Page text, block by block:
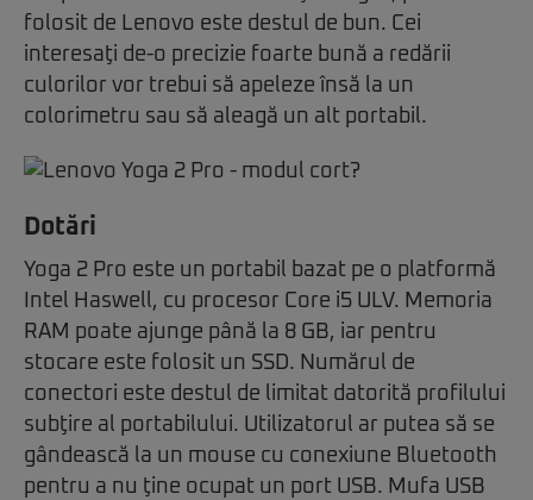
folosit de Lenovo este destul de bun. Cei
interesaţi de-o precizie foarte bună a redării
culorilor vor trebui să apeleze însă la un
colorimetru sau să aleagă un alt portabil.
Dotări
Yoga 2 Pro este un portabil bazat pe o platformă
Intel Haswell, cu procesor Core i5 ULV. Memoria
RAM poate ajunge până la 8 GB, iar pentru
stocare este folosit un SSD. Numărul de
conectori este destul de limitat datorită profilului
subţire al portabilului. Utilizatorul ar putea să se
gândească la un mouse cu conexiune Bluetooth
pentru a nu ţine ocupat un port USB. Mufa USB